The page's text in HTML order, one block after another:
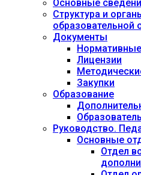
Основные
Структура и
образовательной
Документы
Лицензии
Закупки
Образование
Руководство.
Основные
Отдел